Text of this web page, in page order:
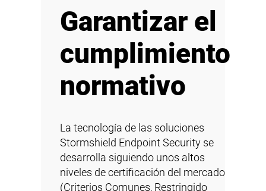
Garantizar el
cumplimiento
normativo
La tecnología de las soluciones
Stormshield Endpoint Security se
desarrolla siguiendo unos altos
niveles de certificación del mercado
(Criterios Comunes, Restringido